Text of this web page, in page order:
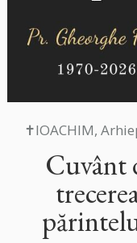
✝IOACHIM,
Cuvânt